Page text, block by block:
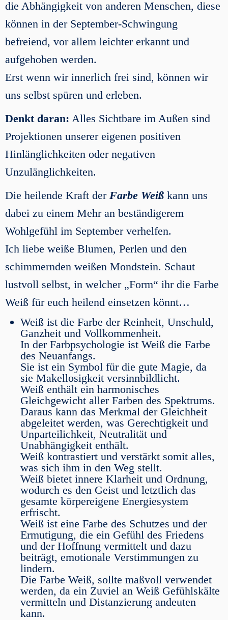
die Abhängigkeit von anderen Menschen, diese
können in der September-Schwingung
befreiend, vor allem leichter erkannt und
aufgehoben werden.
Erst wenn wir innerlich frei sind, können wir
uns selbst spüren und erleben.
Denkt daran: Alles Sichtbare im Außen sind
Projektionen unserer eigenen positiven
Hinlänglichkeiten oder negativen
Unzulänglichkeiten.
Die heilende Kraft der Farbe Weiß kann uns
dabei zu einem Mehr an beständigerem
Wohlgefühl im September verhelfen.
Ich liebe weiße Blumen, Perlen und den
schimmernden weißen Mondstein. Schaut
lustvoll selbst, in welcher „Form“ ihr die Farbe
Weiß für euch heilend einsetzen könnt…
Weiß ist die Farbe der Reinheit, Unschuld,
Ganzheit und Vollkommenheit.
In der Farbpsychologie ist Weiß die Farbe
des Neuanfangs.
Sie ist ein Symbol für die gute Magie, da
sie Makellosigkeit versinnbildlicht.
Weiß enthält ein harmonisches
Gleichgewicht aller Farben des Spektrums.
Daraus kann das Merkmal der Gleichheit
abgeleitet werden, was Gerechtigkeit und
Unparteilichkeit, Neutralität und
Unabhängigkeit enthält.
Weiß kontrastiert und verstärkt somit alles,
was sich ihm in den Weg stellt.
Weiß bietet innere Klarheit und Ordnung,
wodurch es den Geist und letztlich das
gesamte körpereigene Energiesystem
erfrischt.
Weiß ist eine Farbe des Schutzes und der
Ermutigung, die ein Gefühl des Friedens
und der Hoffnung vermittelt und dazu
beiträgt, emotionale Verstimmungen zu
lindern.
Die Farbe Weiß, sollte maßvoll verwendet
werden, da ein Zuviel an Weiß Gefühlskälte
vermitteln und Distanzierung andeuten
kann.